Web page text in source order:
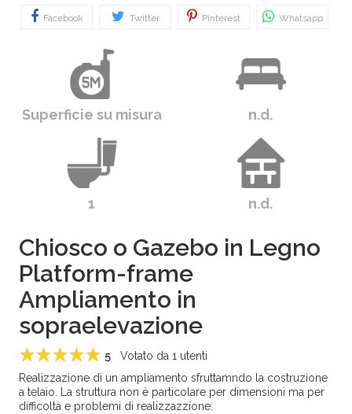
Facebook Twitter Pinterest Whatsapp
Superficie su misura n.d.
1 n.d.
Chiosco o Gazebo in Legno
Platform-frame
Ampliamento in
sopraelevazione
5 Votato da 1 utenti
Realizzazione di un ampliamento sfruttamndo la costruzione
a telaio. La struttura non è particolare per dimensioni ma per
difficoltà e problemi di realizzazzione: